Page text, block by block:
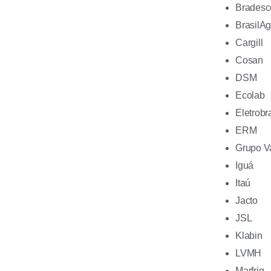
Cargill
Cosan
DSM
Ecolab
ERM
Grupo
Iguá
Itaú
Jacto
JSL
Klabin
LVMH